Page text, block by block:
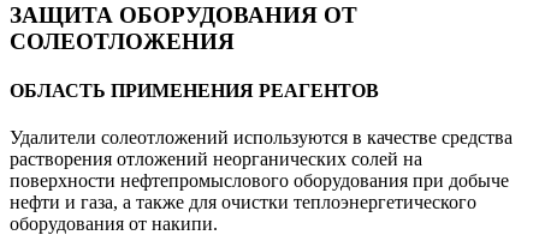
ЗАЩИТА ОБОРУДОВАНИЯ ОТ
СОЛЕОТЛОЖЕНИЯ
ОБЛАСТЬ ПРИМЕНЕНИЯ РЕАГЕНТОВ
Удалители солеотложений используются в качестве средства
растворения отложений неорганических солей на
поверхности нефтепромыслового оборудования при добыче
нефти и газа, а также для очистки теплоэнергетического
оборудования от накипи.